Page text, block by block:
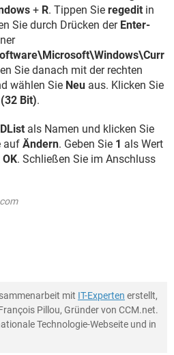
+ R. Tippen Sie regedit in
Sie durch Drücken der Enter-
Sie danach mit der rechten
wählen Sie Neu aus. Klicken Sie
Bit).
als Namen und klicken Sie
auf Ändern. Geben Sie 1 als Wert
OK. Schließen Sie im Anschluss
mit IT-Experten erstellt,
Pillou, Gründer von CCM.net.
Technologie-Webseite und in